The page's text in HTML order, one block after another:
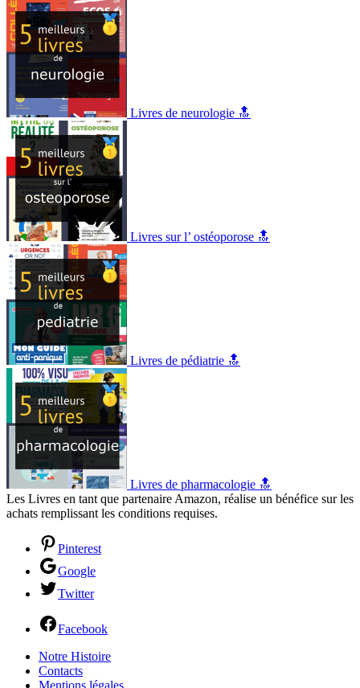
Livres de neurologie 🔝
Livres sur l’ ostéoporose 🔝
Livres de pédiatrie 🔝
Livres de pharmacologie 🔝
Les Livres en tant que partenaire Amazon, réalise un bénéfice sur les
achats remplissant les conditions requises.
Pinterest
Google
Twitter
Facebook
Notre Histoire
Contacts